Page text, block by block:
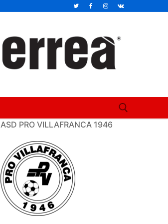
ASD PRO VILLAFRANCA 1946